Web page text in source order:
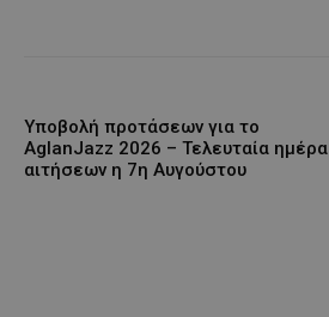
Υποβολή προτάσεων για το
AglanJazz 2026 – Τελευταία ημέρα
αιτήσεων η 7η Αυγούστου